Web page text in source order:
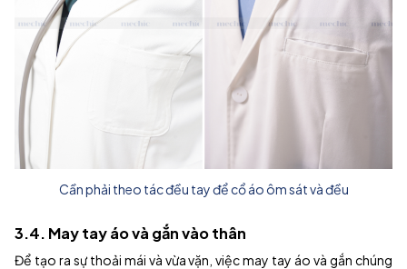
Cần phải theo tác đều tay để cổ áo ôm sát và đều
3.4. May tay áo và gắn vào thân
Để tạo ra sự thoải mái và vừa vặn, việc may tay áo và gắn chúng